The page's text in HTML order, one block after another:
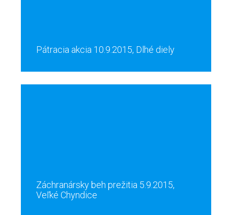
Pátracia akcia 10.9.2015, Dlhé diely
Záchranársky beh prežitia 5.9.2015,
Veľké Chyndice